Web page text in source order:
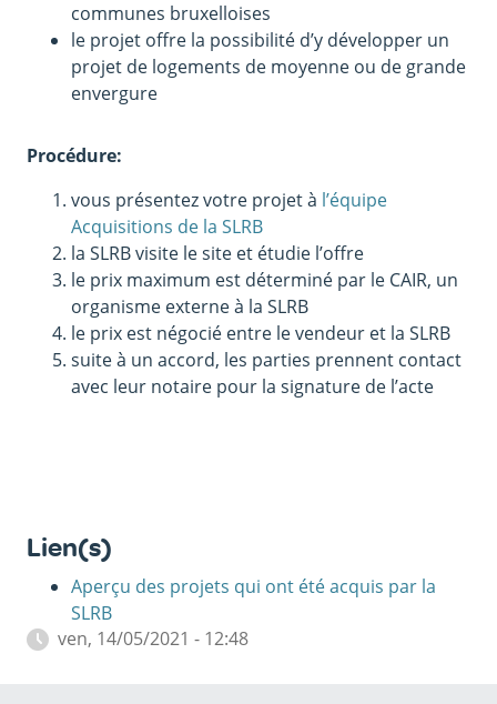
communes bruxelloises
le projet offre la possibilité d’y développer un
projet de logements de moyenne ou de grande
envergure
Procédure:
vous présentez votre projet à l’équipe
Acquisitions de la SLRB
la SLRB visite le site et étudie l’offre
le prix maximum est déterminé par le CAIR, un
organisme externe à la SLRB
le prix est négocié entre le vendeur et la SLRB
suite à un accord, les parties prennent contact
avec leur notaire pour la signature de l’acte
Lien(s)
Aperçu des projets qui ont été acquis par la
SLRB
ven, 14/05/2021 - 12:48